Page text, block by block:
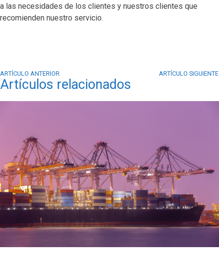
a las necesidades de los clientes y nuestros clientes que
recomienden nuestro servicio.
ARTÍCULO ANTERIOR ARTÍCULO SIGUIENTE
Artículos relacionados